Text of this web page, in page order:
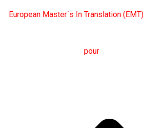
European Master´s In Translation (EMT)
pour